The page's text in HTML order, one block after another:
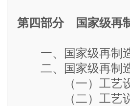
第四部分 国家级再
一、国家级再制造
二、国家级再制造
（一）工艺设
（二）工艺说